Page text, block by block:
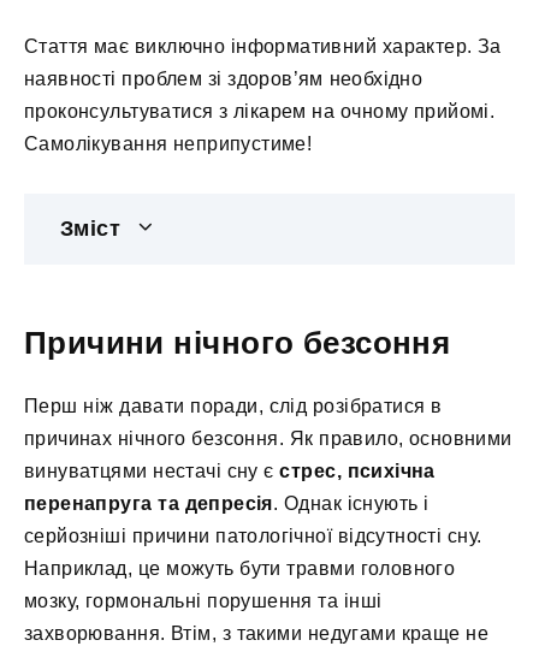
Стаття має виключно інформативний характер. За
наявності проблем зі здоров’ям необхідно
проконсультуватися з лікарем на очному прийомі.
Самолікування неприпустиме!
Зміст
Причини нічного безсоння
Перш ніж давати поради, слід розібратися в
причинах нічного безсоння. Як правило, основними
винуватцями нестачі сну єстрес, психічна
перенапруга та депресія. Однак існують і
серйозніші причини патологічної відсутності сну.
Наприклад, це можуть бути травми головного
мозку, гормональні порушення та інші
захворювання. Втім, з такими недугами краще не